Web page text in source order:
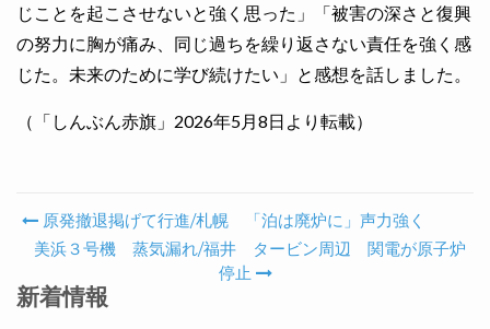
じことを起こさせないと強く思った」「被害の深さと復興
の努力に胸が痛み、同じ過ちを繰り返さない責任を強く感
じた。未来のために学び続けたい」と感想を話しました。
（「しんぶん赤旗」2026年5月8日より転載）
Post navigation
原発撤退掲げて行進/札幌 「泊は廃炉に」声力強く
美浜３号機 蒸気漏れ/福井 タービン周辺 関電が原子炉
停止
新着情報